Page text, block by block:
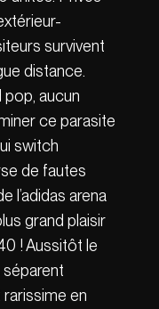
survivent
distance.
aucun
ce parasite
switch
de fautes
l’adidas arena
grand plaisir
! Aussitôt le
rarissime en